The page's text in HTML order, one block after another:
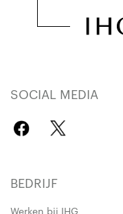
SOCIAL MEDIA
BEDRIJF
Werken bij IHG